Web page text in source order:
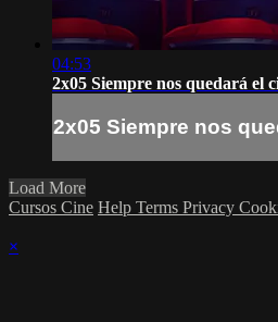
04:53
2x05 Siempre nos quedará el
2x05 Siempre nos
Load More
Cursos Cine Help Terms Privacy
×